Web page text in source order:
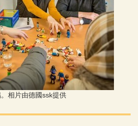
相片由德國ssk提供